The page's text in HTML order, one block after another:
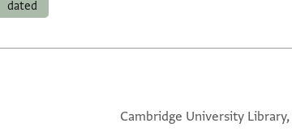
dated
Cambridge University